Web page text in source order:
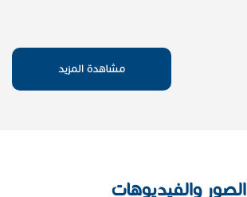
مشاهدة المزيد
الصور والفيديوهات